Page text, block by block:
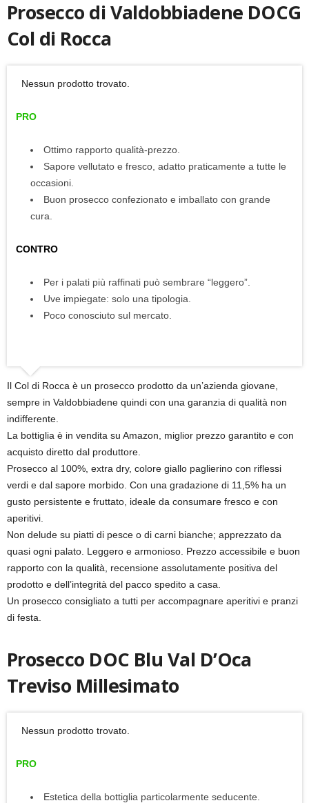
Prosecco di Valdobbiadene DOCG
Col di Rocca
Nessun prodotto trovato.
PRO
Ottimo rapporto qualità-prezzo.
Sapore vellutato e fresco, adatto praticamente a tutte le
occasioni.
Buon prosecco confezionato e imballato con grande
cura.
CONTRO
Per i palati più raffinati può sembrare “leggero”.
Uve impiegate: solo una tipologia.
Poco conosciuto sul mercato.
Il Col di Rocca è un prosecco prodotto da un’azienda giovane,
sempre in Valdobbiadene quindi con una garanzia di qualità non
indifferente.
La bottiglia è in vendita su Amazon, miglior prezzo garantito e con
acquisto diretto dal produttore.
Prosecco al 100%, extra dry, colore giallo paglierino con riflessi
verdi e dal sapore morbido. Con una gradazione di 11,5% ha un
gusto persistente e fruttato, ideale da consumare fresco e con
aperitivi.
Non delude su piatti di pesce o di carni bianche; apprezzato da
quasi ogni palato. Leggero e armonioso. Prezzo accessibile e buon
rapporto con la qualità, recensione assolutamente positiva del
prodotto e dell’integrità del pacco spedito a casa.
Un prosecco consigliato a tutti per accompagnare aperitivi e pranzi
di festa.
Prosecco DOC Blu Val D’Oca
Treviso Millesimato
Nessun prodotto trovato.
PRO
Estetica della bottiglia particolarmente seducente.